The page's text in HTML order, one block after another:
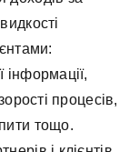
інформації,
процесів,
тощо.